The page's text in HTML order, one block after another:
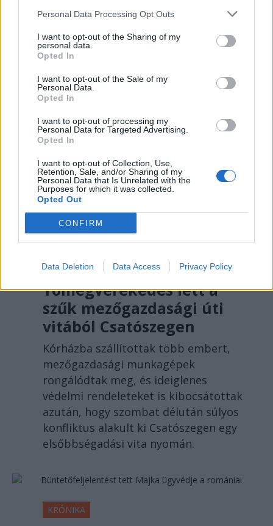
Personal Data Processing Opt Outs
I want to opt-out of the Sharing of my
personal data.
Opted In
I want to opt-out of the Sale of my
Personal Data.
Opted In
I want to opt-out of processing my
Personal Data for Targeted Advertising.
Opted In
I want to opt-out of Collection, Use,
Retention, Sale, and/or Sharing of my
Personal Data that Is Unrelated with the
Purposes for which it was collected.
Opted Out
CONFIRM
Data Deletion Data Access Privacy Policy
egyelőre sikertelenül, az illetékes
nem lesz a lakossági
áramfogyasztásban.
SZÉKELYHON
Tömegverekedés lett a
szűk mezőgazdasági úti
vitából Csatószegen
Kórházba szállítottak több embert,
mezőgazdasági munkagépek
rongálódtak meg, és ideiglenes
védelmi rendeleteket is kibocsátottak
azután, hogy szombat délután súlyos
konfliktus alakult ki Csatószegen egy
elsőbbségadási vita nyomán.
KRÓNIKA